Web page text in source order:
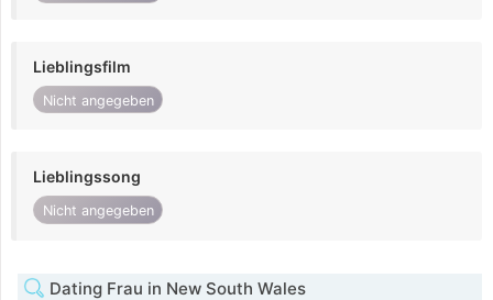
Lieblingsfilm
Nicht angegeben
Lieblingssong
Nicht angegeben
Dating Frau in New South Wales